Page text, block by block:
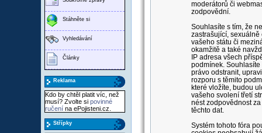
Stáhněte si
Vyhledávání
Články
Reklama
Kdo by chtěl platit víc, než
musí? Zvolte si povinné
ručení na ePojisteni.cz.
Střípky
moderátorů či
zodpovědní.
Souhlasíte s tím, že
zastrašující, sexuálně
vašeho státu či
okamžitě a také
IP adresa všech
podmínek. Souhlasíte
právo odstranit,
rozporu s těmito
které vložíte, budou
vašeho svolení třetí
nést zodpovědnost
těchto dat.
Systém tohoto fóra